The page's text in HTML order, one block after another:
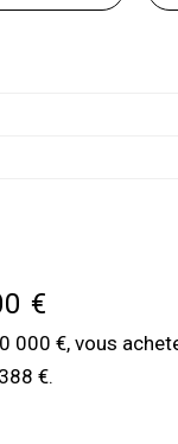
€
000 €, vous
€.